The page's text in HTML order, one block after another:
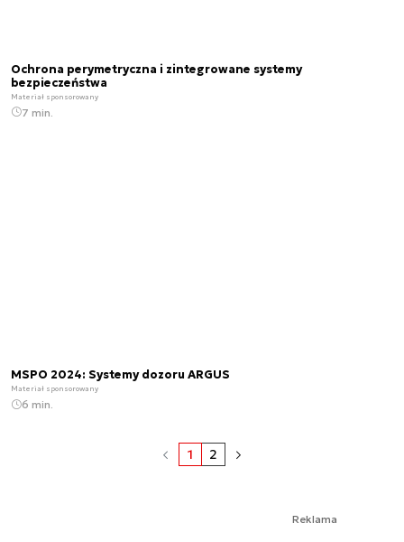
Ochrona perymetryczna i zintegrowane systemy
bezpieczeństwa
Materiał sponsorowany
7 min.
MSPO 2024: Systemy dozoru ARGUS
Materiał sponsorowany
6 min.
1 2
Reklama